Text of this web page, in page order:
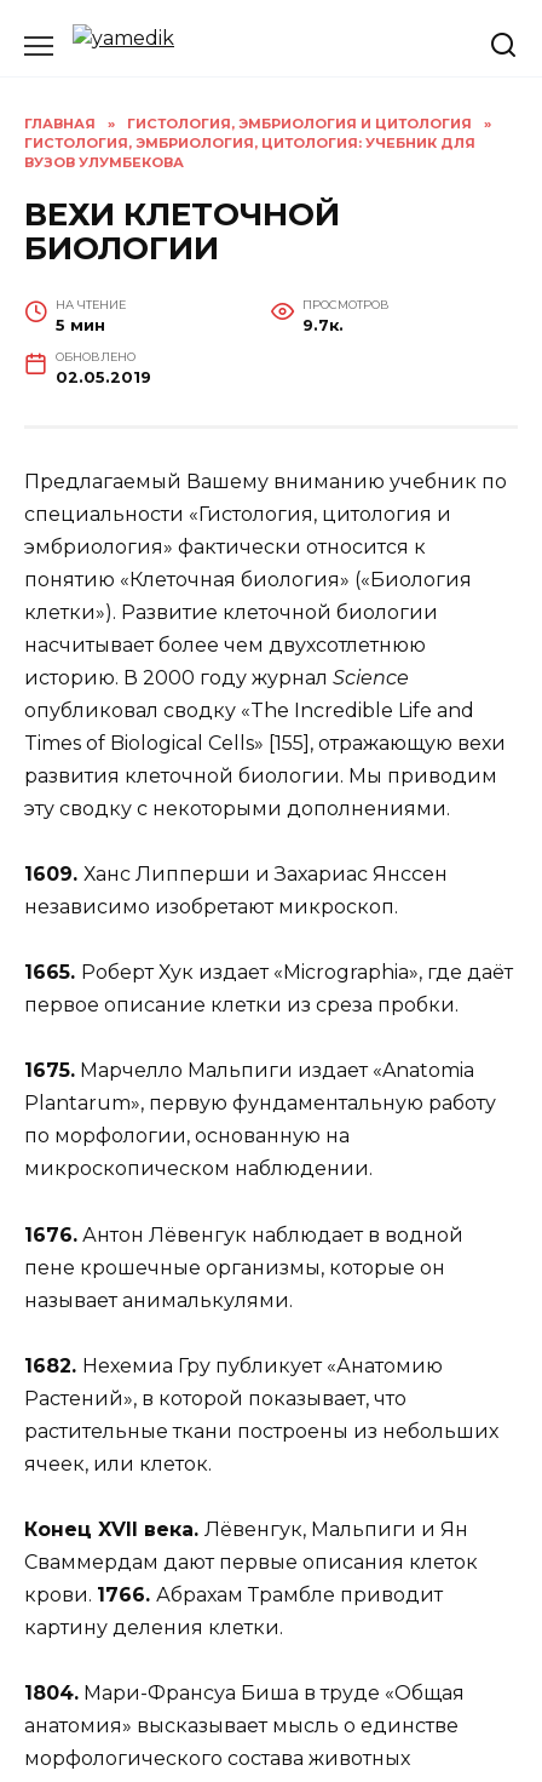
ГЛАВНАЯ » ГИСТОЛОГИЯ, ЭМБРИОЛОГИЯ И ЦИТОЛОГИЯ
»
ГИСТОЛОГИЯ, ЭМБРИОЛОГИЯ, ЦИТОЛОГИЯ: УЧЕБНИК ДЛЯ
ВУЗОВ УЛУМБЕКОВА
ВЕХИ КЛЕТОЧНОЙ
БИОЛОГИИ
НА ЧТЕНИЕ
5 мин
ПРОСМОТРОВ
9.7к.
ОБНОВЛЕНО
02.05.2019
Предлагаемый Вашему вниманию учебник по
специальности «Гистология, цитология и
эмбриология» фактически относится к
понятию «Клеточная биология» («Биология
клетки»). Развитие клеточной биологии
насчитывает более чем двухсотлетнюю
историю. В 2000 году журнал Science
опубликовал сводку «The Incredible Life and
Times of Biological Cells» [155], отражающую вехи
развития клеточной биологии. Мы приводим
эту сводку с некоторыми дополнениями.
1609. Ханс Липперши и Захариас Янссен
независимо изобретают микроскоп.
1665. Роберт Хук издает «Micrographia», где даёт
первое описание клетки из среза пробки.
1675. Марчелло Мальпиги издает «Anatomia
Plantarum», первую фундаментальную работу
по морфологии, основанную на
микроскопическом наблюдении.
1676. Антон Лёвенгук наблюдает в водной
пене крошечные организмы, которые он
называет анималькулями.
1682. Нехемиа Гру публикует «Анатомию
Растений», в которой показывает, что
растительные ткани построены из небольших
ячеек, или клеток.
Конец XVII века. Лёвенгук, Мальпиги и Ян
Сваммердам дают первые описания клеток
крови. 1766. Абрахам Трамбле приводит
картину деления клетки.
1804. Мари-Франсуа Биша в труде «Общая
анатомия» высказывает мысль о единстве
морфологического состава животных